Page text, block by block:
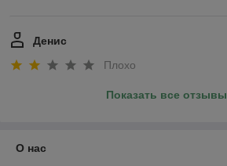
Денис
Плохо
Показать все отзывы
О нас